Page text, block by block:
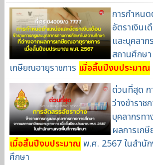
การกำหน
อัตราเงินเ
และบุคลาก
สถานศึกษ
เกษียณอายุราชการ เมื่อสิ้นปีงบประมาณ
ด่วนที่สุด ก
ว่างข้าราช
บุคลากรท
ผลการเก
เมื่อสิ้นปีงบประมาณ พ.ศ. 2567 ในสำนั
ศึกษา